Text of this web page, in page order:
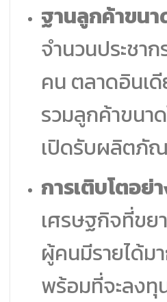
ฐานลูกค้าขน
จำนวนประชา
คน ตลาดอินเ
รวมลูกค้าขน
เปิดรับผลิตภั
การเติบโตอย่
เศรษฐกิจที่ขย
ผู้คนมีรายได้ม
พร้อมที่จะลงทุ